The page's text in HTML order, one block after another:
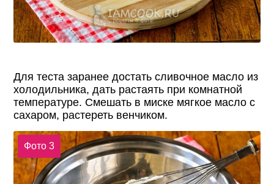
Для теста заранее достать сливочное масло из
холодильника, дать растаять при комнатной
температуре. Смешать в миске мягкое масло с
сахаром, растереть венчиком.
Фото 3